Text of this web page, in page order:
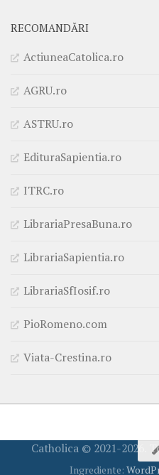
RECOMANDĂRI
ActiuneaCatolica.ro
AGRU.ro
ASTRU.ro
EdituraSapientia.ro
ITRC.ro
LibrariaPresaBuna.ro
LibrariaSapientia.ro
LibrariaSfIosif.ro
PioRomeno.com
Viata-Crestina.ro
Catholica © 2021-2026.
Ingrediente: